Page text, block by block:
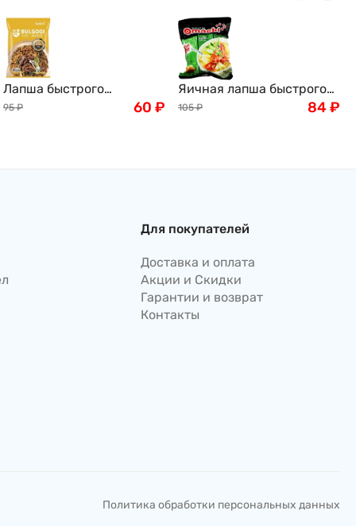
Лапша быстрого
приготовления рамен со
95 ₽ 60 ₽
Яичная лапша быстрого
приготовления OMACHI
105 ₽ 84₽
Для покупателей
Доставка и оплата
Акции и Скидки
Гарантии и возврат
Контакты
Политика обработки персональных данных